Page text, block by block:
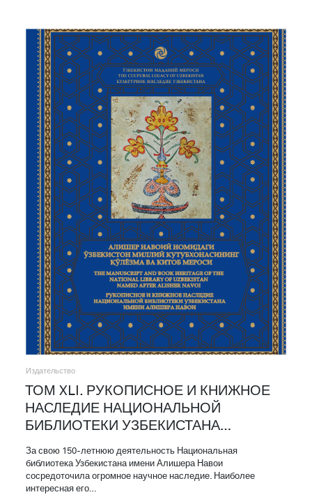
Издательство
ТОМ XLI. РУКОПИСНОЕ И КНИЖНОЕ
НАСЛЕДИЕ НАЦИОНАЛЬНОЙ
БИБЛИОТЕКИ УЗБЕКИСТАНА…
За свою 150-летнюю деятельность Национальная
библиотека Узбекистана имени Алишера Навои
сосредоточила огромное научное наследие. Наиболее
интересная его…